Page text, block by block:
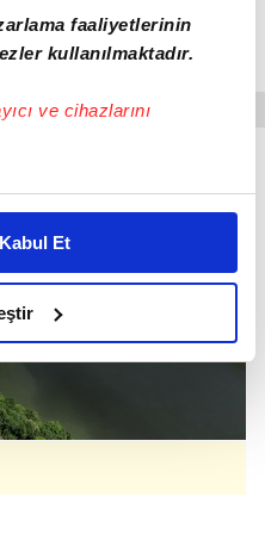
faaliyetlerinin
kullanılmaktadır.
ve cihazlarını
sizlere özel
Bunu yaparken
deneyimi sunmak
sunabilmek adına
ve bu noktada,
noktasında tek gelir
isteriz.
Et